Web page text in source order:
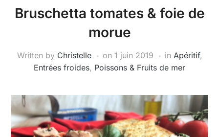
Bruschetta tomates & foie de
morue
Written by Christelle on 1 juin 2019 in Apéritif,
Entrées froides, Poissons & Fruits de mer